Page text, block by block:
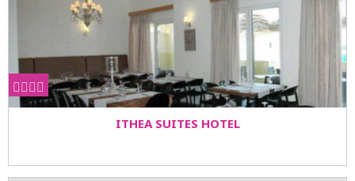
ITHEA SUITES HOTEL